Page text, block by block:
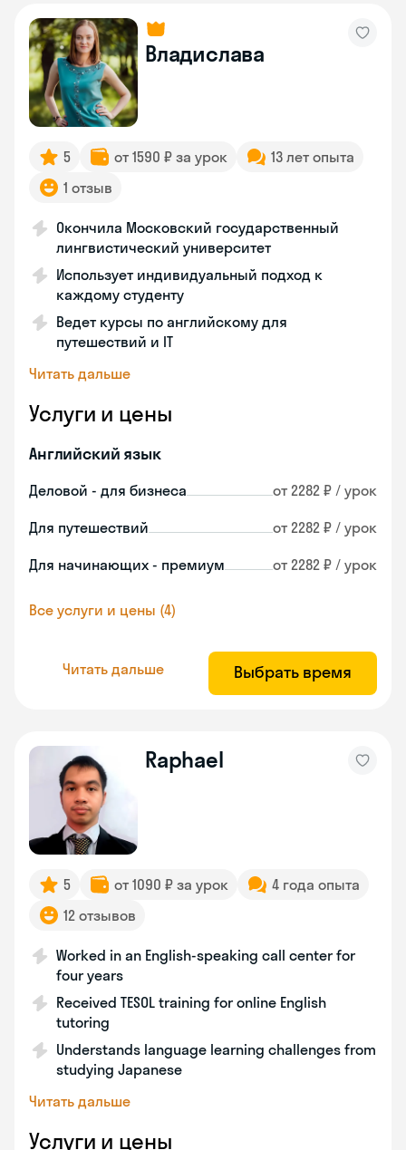
Владислава
5 от 1590 ₽ за урок
13 лет опыта
1 отзыв
Окончила Московский государственный
лингвистический университет
Использует индивидуальный подход к
каждому студенту
Ведет курсы по английскому для
путешествий и IT
Читать дальше
Услуги и цены
Английский язык
Деловой - для бизнеса от 2282 ₽ / урок
Для путешествий от 2282 ₽ / урок
Для начинающих - премиум от 2282 ₽ / урок
Все услуги и цены (4)
Читать дальше Выбрать время
Raphael
5 от 1090 ₽ за урок
4 года опыта
12 отзывов
Worked in an English-speaking call center for
four years
Received TESOL training for online English
tutoring
Understands language learning challenges from
studying Japanese
Читать дальше
Услуги и цены